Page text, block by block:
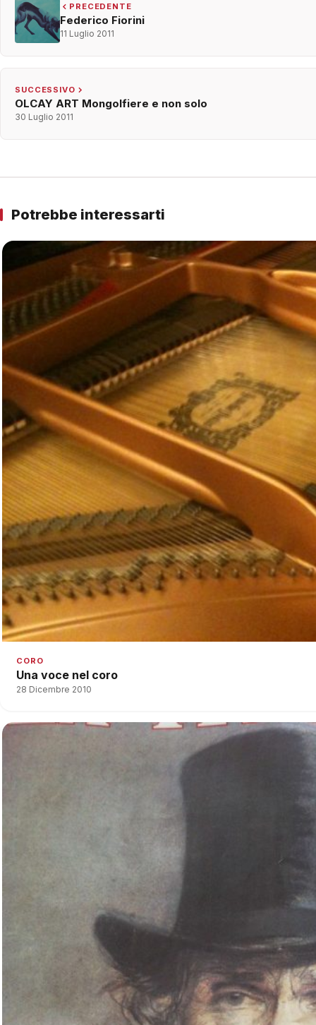
PRECEDENTE
Federico Fiorini
11 Luglio 2011
SUCCESSIVO
OLCAY ART Mongolfiere e non solo
30 Luglio 2011
Potrebbe interessarti
CORO
Una voce nel coro
28 Dicembre 2010